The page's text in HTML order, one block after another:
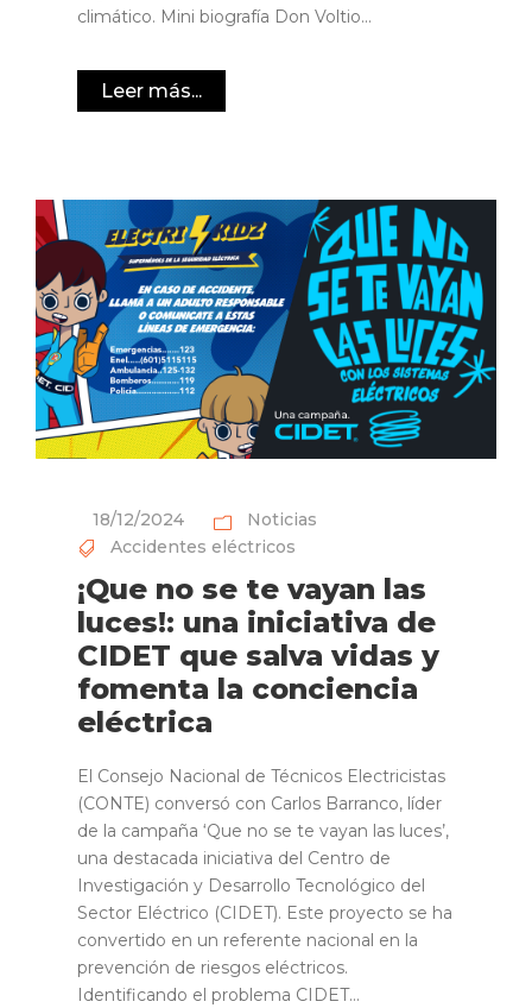
climático. Mini biografía Don Voltio...
Leer más...
18/12/2024
Noticias
Accidentes eléctricos
¡Que no se te vayan las
luces!: una iniciativa de
CIDET que salva vidas y
fomenta la conciencia
eléctrica
El Consejo Nacional de Técnicos Electricistas
(CONTE) conversó con Carlos Barranco, líder
de la campaña ‘Que no se te vayan las luces’,
una destacada iniciativa del Centro de
Investigación y Desarrollo Tecnológico del
Sector Eléctrico (CIDET). Este proyecto se ha
convertido en un referente nacional en la
prevención de riesgos eléctricos.
Identificando el problema CIDET...